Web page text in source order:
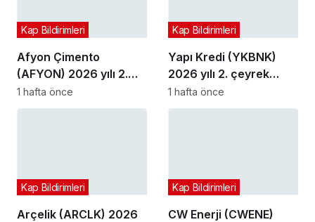
Afyon Çimento
(AFYON) 2026 yılı 2.
çeyrek bilançosunu
açıkladı
Kap Bildirimleri
1 hafta önce
Yapı Kredi (YKBNK)
2026 yılı 2. çeyrek
bilançosunu açıkladı
Kap Bildirimleri
1 hafta önce
Arçelik (ARCLK) 2026
Kap Bildirimleri
CW Enerji (CWENE)
Kap Bildirimleri